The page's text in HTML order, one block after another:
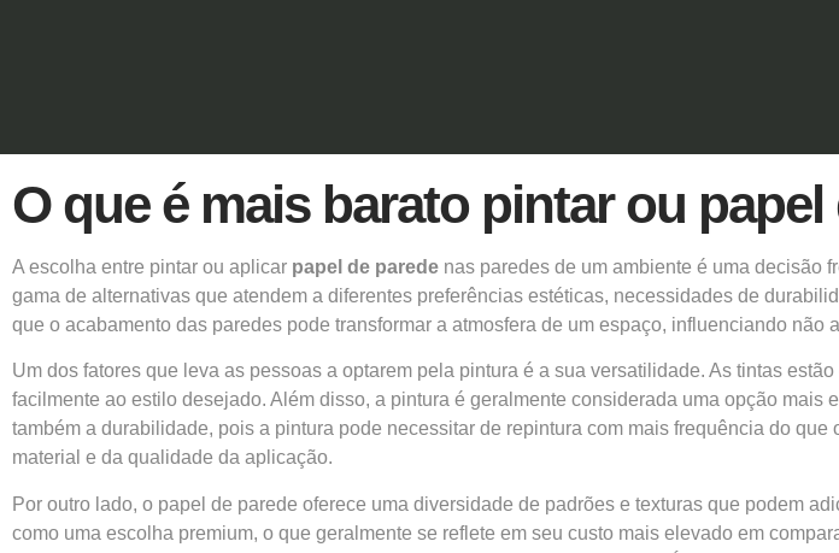
O que é mais barato pintar ou
A escolha entre pintar ou aplicar papel de parede nas paredes de um ambiente é uma decisão
gama de alternativas que atendem a diferentes preferências estéticas, necessidades de
que o acabamento das paredes pode transformar a atmosfera de um espaço, influenciando
Um dos fatores que leva as pessoas a optarem pela pintura é a sua versatilidade. As tintas
facilmente ao estilo desejado. Além disso, a pintura é geralmente considerada uma opção
também a durabilidade, pois a pintura pode necessitar de repintura com mais frequência do
material e da qualidade da aplicação.
Por outro lado, o papel de parede oferece uma diversidade de padrões e texturas que podem
como uma escolha premium, o que geralmente se reflete em seu custo mais elevado em